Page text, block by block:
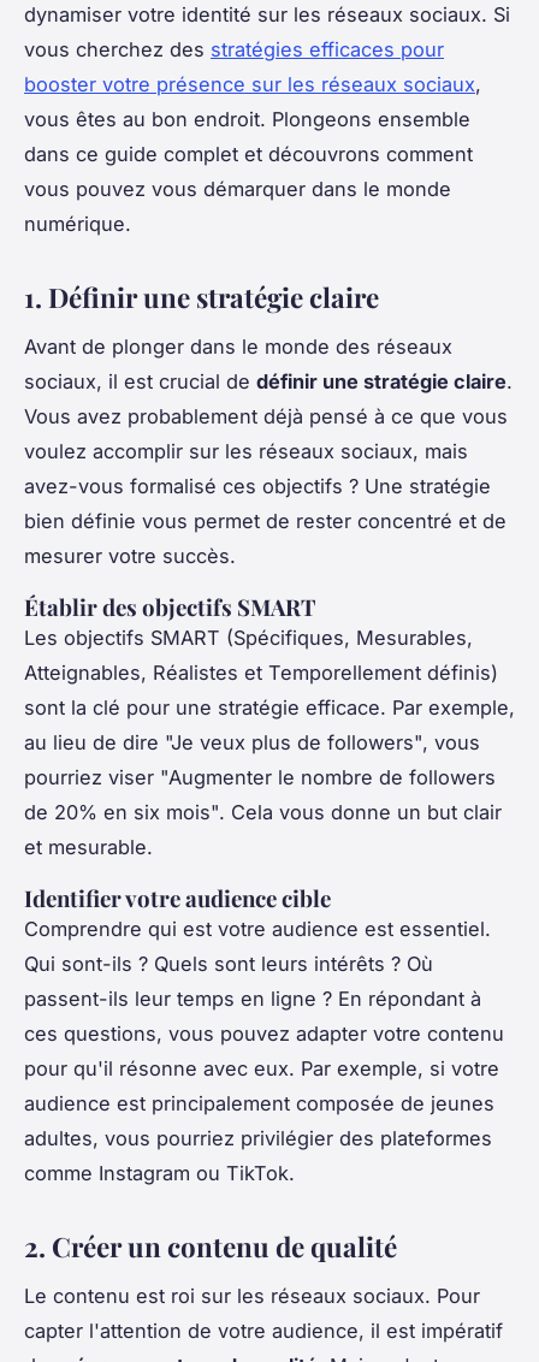
dynamiser votre identité sur les réseaux sociaux. Si
vous cherchez des stratégies efficaces pour
booster votre présence sur les réseaux sociaux,
vous êtes au bon endroit. Plongeons ensemble
dans ce guide complet et découvrons comment
vous pouvez vous démarquer dans le monde
numérique.
1. Définir une stratégie claire
Avant de plonger dans le monde des réseaux
sociaux, il est crucial de définir une stratégie claire.
Vous avez probablement déjà pensé à ce que vous
voulez accomplir sur les réseaux sociaux, mais
avez-vous formalisé ces objectifs ? Une stratégie
bien définie vous permet de rester concentré et de
mesurer votre succès.
Établir des objectifs SMART
Les objectifs SMART (Spécifiques, Mesurables,
Atteignables, Réalistes et Temporellement définis)
sont la clé pour une stratégie efficace. Par exemple,
au lieu de dire "Je veux plus de followers", vous
pourriez viser "Augmenter le nombre de followers
de 20% en six mois". Cela vous donne un but clair
et mesurable.
Identifier votre audience cible
Comprendre qui est votre audience est essentiel.
Qui sont-ils ? Quels sont leurs intérêts ? Où
passent-ils leur temps en ligne ? En répondant à
ces questions, vous pouvez adapter votre contenu
pour qu'il résonne avec eux. Par exemple, si votre
audience est principalement composée de jeunes
adultes, vous pourriez privilégier des plateformes
comme Instagram ou TikTok.
2. Créer un contenu de qualité
Le contenu est roi sur les réseaux sociaux. Pour
capter l'attention de votre audience, il est impératif